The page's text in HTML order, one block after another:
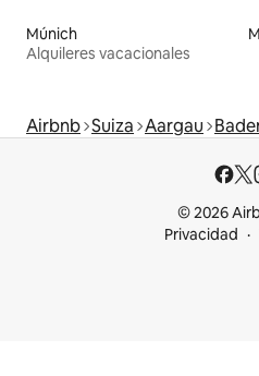
Múnich
Alquileres vacacionales
Airbnb Suiza Aargau
© 2026
Privacidad